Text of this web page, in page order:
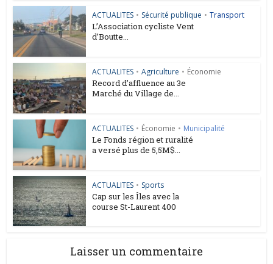
ACTUALITES • Sécurité publique • Transport
L’Association cycliste Vent
d’Boutte...
ACTUALITES • Agriculture • Économie
Record d’affluence au 3e
Marché du Village de...
ACTUALITES • Économie • Municipalité
Le Fonds région et ruralité
a versé plus de 5,5M$...
ACTUALITES • Sports
Cap sur les Îles avec la
course St-Laurent 400
Laisser un commentaire